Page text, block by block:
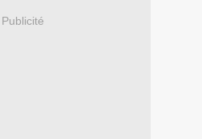
Publicité